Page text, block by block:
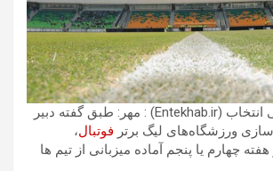
پایگاه خبری تحلیلی انتخاب (Entekhab.ir) : مهر: طبق گفته دبیر
ورزشگاه‌های لیگ برتر فوتبال،
چهارم یا پنجم آماده میزبانی از تیم ها